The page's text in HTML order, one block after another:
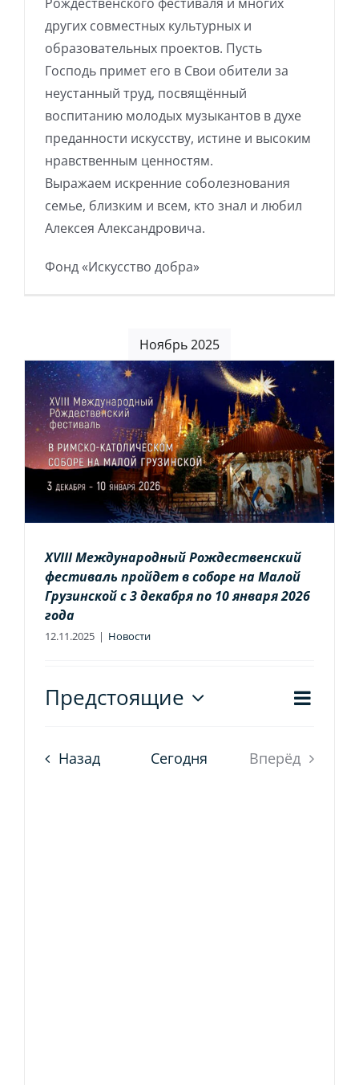
других совместных культурных и
образовательных проектов. Пусть
Господь примет его в Свои обители за
неустанный труд, посвящённый
воспитанию молодых музыкантов в духе
преданности искусству, истине и высоким
нравственным ценностям.
Выражаем искренние соболезнования
семье, близким и всем, кто знал и любил
Алексея Александровича.
Фонд «Искусство добра»
Ноябрь 2025
XVIII Международный Рождественский
фестиваль пройдет в соборе на Малой
Грузинской с 3 декабря по 10 января 2026
года
12.11.2025 | Новости
по
Список
Предстоящие
Назад Сегодня Вперёд